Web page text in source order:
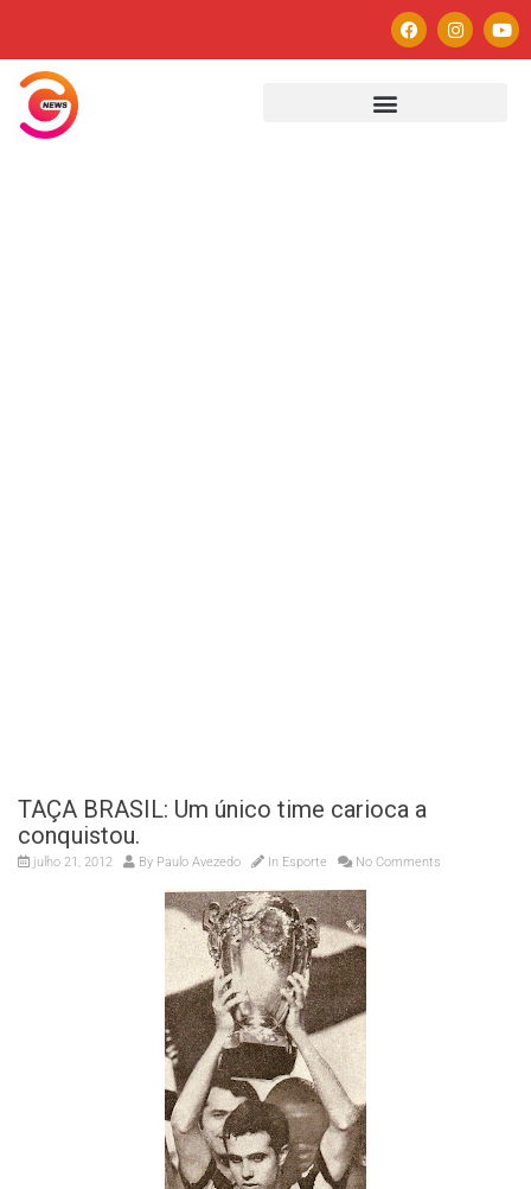
TAÇA BRASIL: Um único time carioca a
conquistou.
julho 21, 2012 By Paulo Avezedo In Esporte No Comments